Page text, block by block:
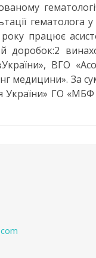
гематолога
працює
доробок:2
ВГО
медицини». За
України» ГО